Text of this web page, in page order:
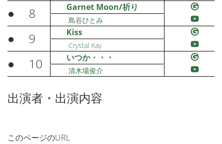
● 8 Garnet Moon/祈り
島谷ひとみ
● 9 Kiss
Crystal Kay
● 10 いつか・・・
清木場俊介
出演者・出演内容
このページのURL